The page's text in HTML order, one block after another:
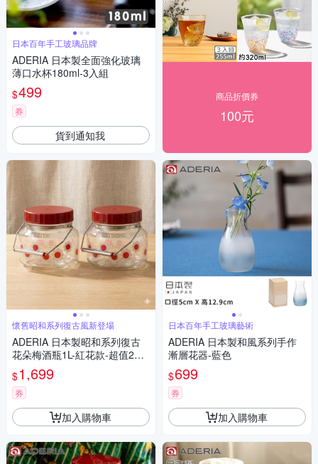
日本百年手工玻璃品牌
ADERIA 日本製全面強化玻璃
薄口水杯180ml-3入組
$499
券
貨到通知我
懷舊昭和系列復古風新登場
ADERIA 日本製昭和系列復古
花朵梅酒瓶1L-紅花款-超值2入
組
$1,699
券
加入購物車
商品折價券
100元
日本百年手工玻璃藝術
ADERIA 日本製和風系列手作
漸層花器-藍色
$699
券
加入購物車